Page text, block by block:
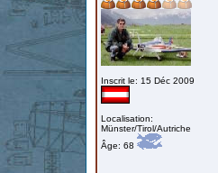
Inscrit le: 15 Déc 2009
Localisation:
Münster/Tirol/Autriche
Âge: 68